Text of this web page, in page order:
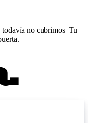
todavía no cubrimos. Tu